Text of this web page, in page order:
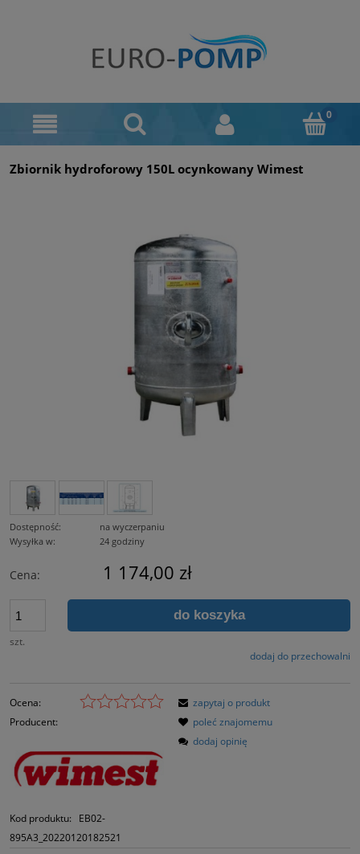
Zbiornik hydroforowy 150L ocynkowany Wimest
Dostępność:
na wyczerpaniu
Wysyłka w:
24 godziny
Cena: 1 174,00 zł
szt.
do koszyka
dodaj do przechowalni
Ocena:
Producent:
Kod produktu:
EB02-
895A3_20220120182521
zapytaj o produkt
poleć znajomemu
dodaj opinię